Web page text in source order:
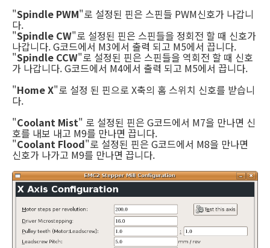
"Spindle PWM"로 설정된 핀은 스핀들 PWM신호가 나갑니
다.
"Spindle CW"로 설정된 핀은 스핀들을 정회전 할 때 신호가
나갑니다. G코드에서 M3에서 출력 되고 M5에서 끕니다.
"Spindle CCW"로 설정된 핀은 스핀들을 역회전 할 때 신호
가 나갑니다. G코드에서 M4에서 출력 되고 M5에서 끕니다.
"Home X"로 설정 된 핀으로 X축의 홈 스위치 신호를 받습니
다.
"Coolant Mist" 로 설정된 핀은 G코드에서 M7을 만나면 신
호를 내보 내고 M9를 만나면 끕니다.
"Coolant Flood"로 설정된 핀은 G코드에서 M8을 만나면
신호가 나가고 M9를 만나면 끕니다.